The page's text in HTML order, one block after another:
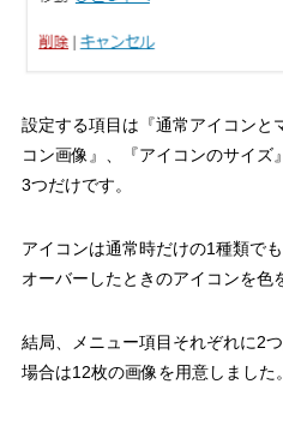
設定する項目は『通常アイコンと
コン画像』、『アイコンのサイ
3つだけです。
アイコンは通常時だけの1種類で
オーバーしたときのアイコンを色
結局、メニュー項目それぞれに2
場合は12枚の画像を用意しました。